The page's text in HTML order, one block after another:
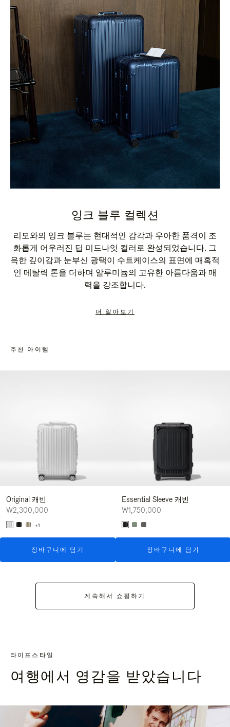
잉크 블루 컬렉션
리모와의 잉크 블루는 현대적인 감각과 우아한 품격이 조
화롭게 어우러진 딥 미드나잇 컬러로 완성되었습니다. 그
윽한 깊이감과 눈부신 광택이 수트케이스의 표면에 매혹적
인 메탈릭 톤을 더하며 알루미늄의 고유한 아름다움과 매
력을 강조합니다.
더 알아보기
추천 아이템
Original 캐빈
₩2,300,000
+1
장바구니에 담기
Essential Sleeve 캐빈
₩1,750,000
장바구니에 담기
계속해서 쇼핑하기
라이프스타일
여행에서 영감을 받았습니다